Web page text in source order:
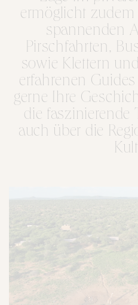
ermöglicht
spannenden
Pirschfahrten,
sowie Klettern
erfahrenen
gerne Ihre
die faszinierende
auch über die